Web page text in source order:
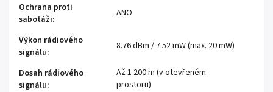
Ochrana proti
sabotáži:
ANO
Výkon rádiového
signálu:
8.76 dBm / 7.52 mW (max. 20 mW)
Dosah rádiového
signálu:
Až 1 200 m (v otevřeném
prostoru)